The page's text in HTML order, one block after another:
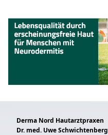
Derma Nord Hautarztpraxen
Dr. med. Uwe Schwichtenberg